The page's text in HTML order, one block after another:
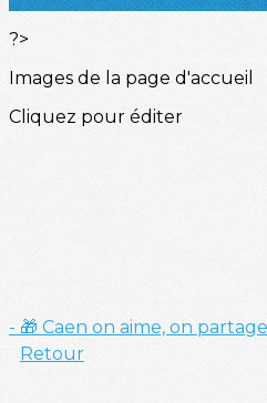
?>
Images de la page d'accueil
Cliquez pour éditer
- 🎁 Caen on aime, on partage
Retour